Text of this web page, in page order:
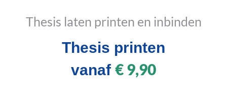
Thesis laten printen en inbinden
Thesis printen
vanaf € 9,90